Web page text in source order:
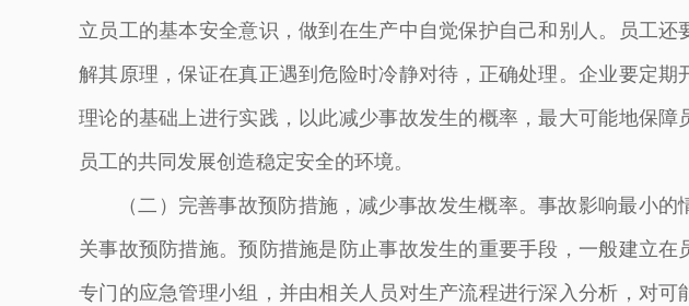
立员工的基本安全意识，做到在生产中自觉保护自己和别人。员工
解其原理，保证在真正遇到危险时冷静对待，正确处理。企业要定
理论的基础上进行实践，以此减少事故发生的概率，最大可能地保障
员工的共同发展创造稳定安全的环境。
（二）完善事故预防措施，减少事故发生概率。事故影响最小
关事故预防措施。预防措施是防止事故发生的重要手段，一般建立
专门的应急管理小组，并由相关人员对生产流程进行深入分析，对